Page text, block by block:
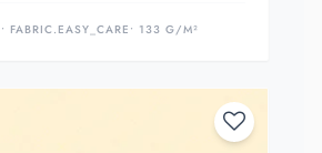
• FABRIC.EASY_CARE • 133 G/M²